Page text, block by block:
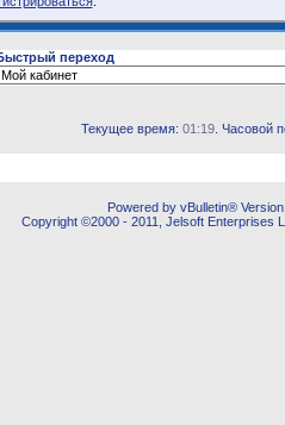
переход
Текущее время: 01:19 . Часовой
Powered by vBulletin®
Copyright ©2000 - 2011, Jelsoft Enterprises